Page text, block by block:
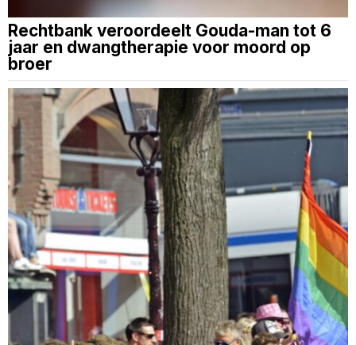
Rechtbank veroordeelt Gouda-man tot 6
jaar en dwangtherapie voor moord op
broer